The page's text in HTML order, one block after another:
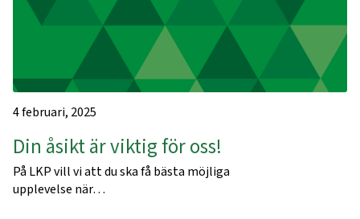
4 februari, 2025
Din åsikt är viktig för oss!
På LKP vill vi att du ska få bästa möjliga
upplevelse när…